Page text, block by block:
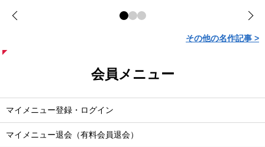
その他の名作記事 >
会員メニュー
マイメニュー登録・ログイン
マイメニュー退会（有料会員退会）